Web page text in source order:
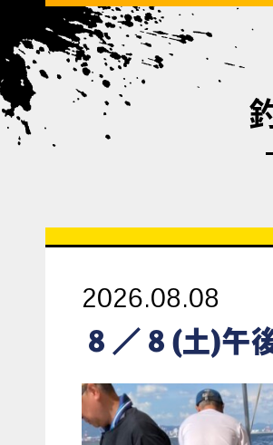
2026.08.08
８／８(土)午